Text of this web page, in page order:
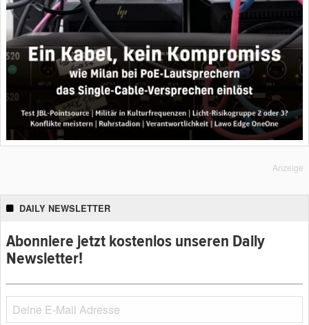
Anzeige
DAILY NEWSLETTER
Abonniere jetzt kostenlos unseren Daily
Newsletter!